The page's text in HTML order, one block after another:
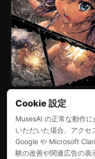
Cookie 設定
MusesAI の正常な動作
いただいた場合、アクセ
Google や Microsoft
験の改善や関連広告の表